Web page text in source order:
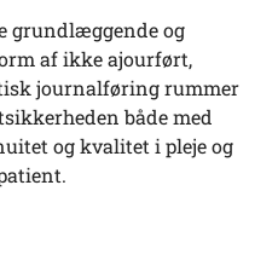
grundlæggende og
af ikke ajourført,
journalføring rummer
både med
og kvalitet i pleje og